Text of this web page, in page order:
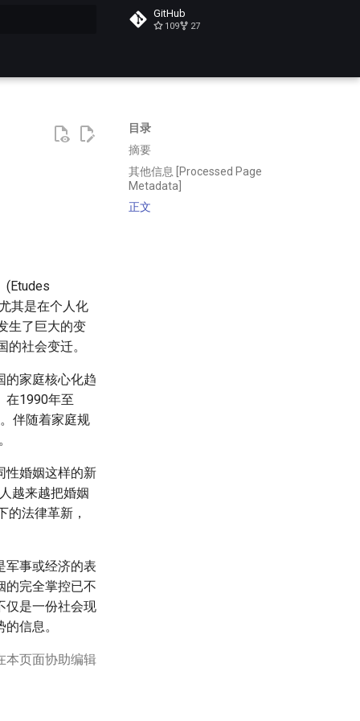
GitHub
109 27
目录
摘要
其他信息 [Processed Page
Metadata]
正文
(Etudes
其是在个人化
生了巨大的变
社会变迁。
的家庭核心化趋
在1990年至
伴随着家庭规
性婚姻这样的新
越来越把婚姻
的法律革新，
军事或经济的表
的完全掌控已不
仅是一份社会现
信息。
本页面协助编辑